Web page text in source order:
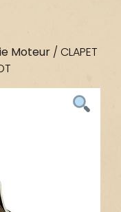
Moteur / CLAPET